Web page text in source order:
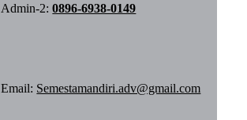
Admin-2:0896-6938-0149
Email: Semestamandiri.adv@gmail.com